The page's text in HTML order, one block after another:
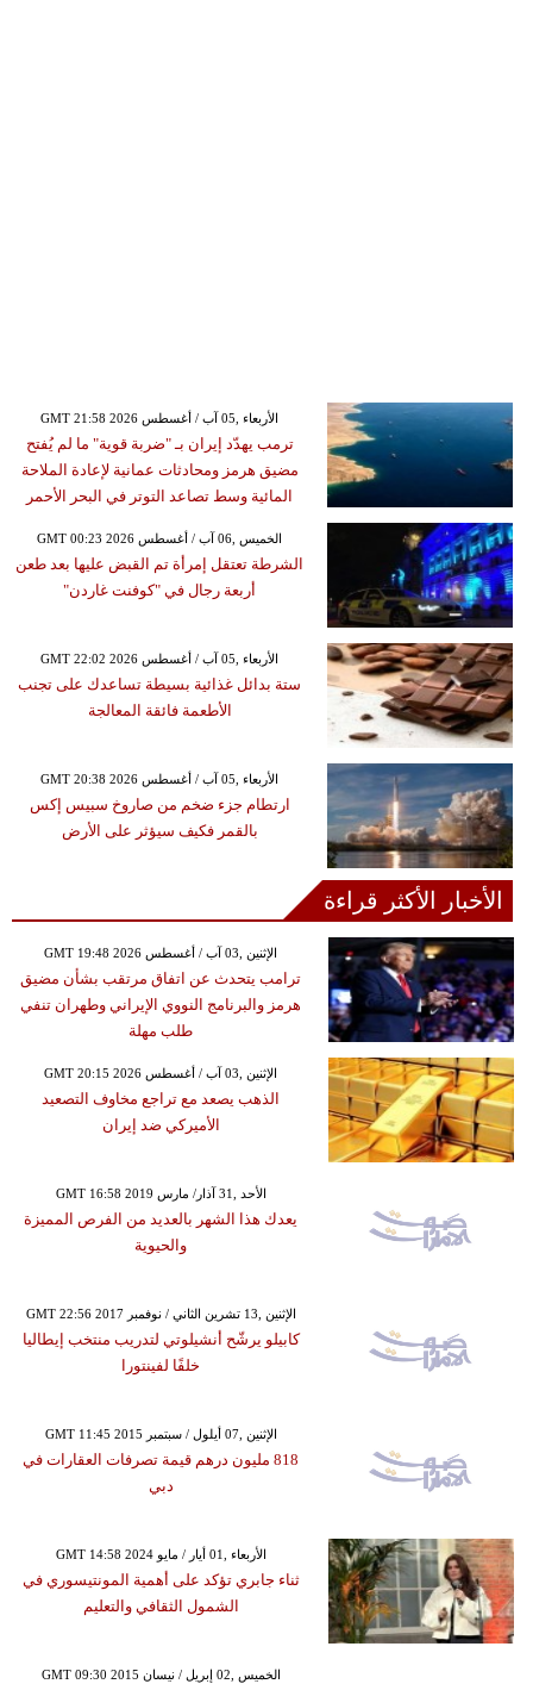
GMT 21:58 2026 الأربعاء ,05 آب / أغسطس
ترمب يهدّد إيران بـ "ضربة قوية" ما لم يُفتح
مضيق هرمز ومحادثات عمانية لإعادة الملاحة
المائية وسط تصاعد التوتر في البحر الأحمر
GMT 00:23 2026 الخميس ,06 آب / أغسطس
الشرطة تعتقل إمرأة تم القبض عليها بعد طعن
أربعة رجال في "كوفنت غاردن"
GMT 22:02 2026 الأربعاء ,05 آب / أغسطس
ستة بدائل غذائية بسيطة تساعدك على تجنب
الأطعمة فائقة المعالجة
GMT 20:38 2026 الأربعاء ,05 آب / أغسطس
ارتطام جزء ضخم من صاروخ سبيس إكس
بالقمر فكيف سيؤثر على الأرض
الأخبار الأكثر قراءة
GMT 19:48 2026 الإثنين ,03 آب / أغسطس
ترامب يتحدث عن اتفاق مرتقب بشأن مضيق
هرمز والبرنامج النووي الإيراني وطهران تنفي
طلب مهلة
GMT 20:15 2026 الإثنين ,03 آب / أغسطس
الذهب يصعد مع تراجع مخاوف التصعيد
الأميركي ضد إيران
GMT 16:58 2019 الأحد ,31 آذار/ مارس
يعدك هذا الشهر بالعديد من الفرص المميزة
والحيوية
GMT 22:56 2017 الإثنين ,13 تشرين الثاني / نوفمبر
كابيلو يرشّح أنشيلوتي لتدريب منتخب إيطاليا
خلفًا لفينتورا
GMT 11:45 2015 الإثنين ,07 أيلول / سبتمبر
818 مليون درهم قيمة تصرفات العقارات في
دبي
GMT 14:58 2024 الأربعاء ,01 أيار / مايو
ثناء جابري تؤكد على أهمية المونتيسوري في
الشمول الثقافي والتعليم
GMT 09:30 2015 الخميس ,02 إبريل / نيسان